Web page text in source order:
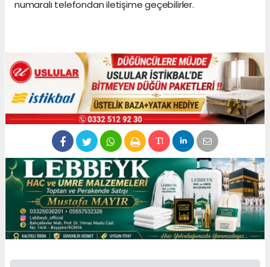
numaralı telefondan iletişime geçebilirler.